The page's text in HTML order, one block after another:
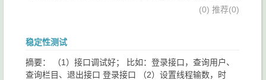
(0) 推荐(0)
稳定性测试
摘要： （1）接口调试好； 比如：登录接口，查询用户、
查询栏目、退出接口 登录接口 （2）设置线程输数，时